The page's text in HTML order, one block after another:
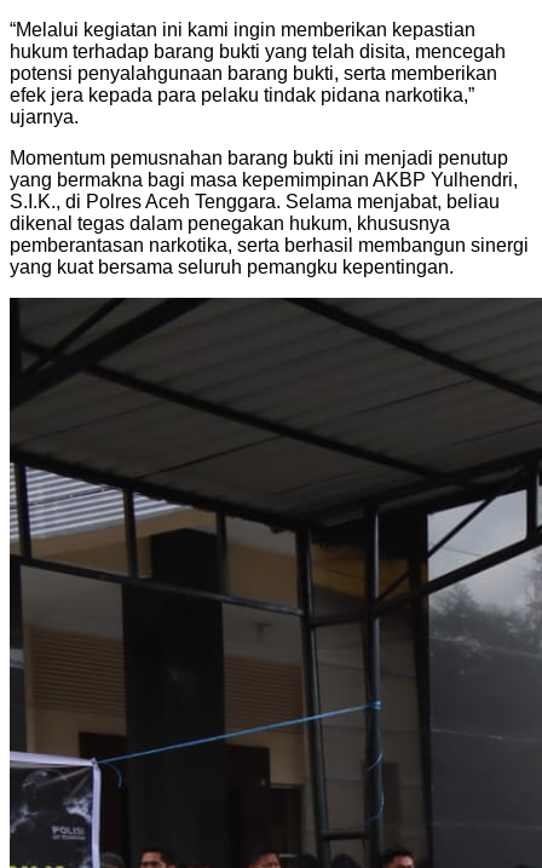
“Melalui kegiatan ini kami ingin memberikan kepastian
hukum terhadap barang bukti yang telah disita, mencegah
potensi penyalahgunaan barang bukti, serta memberikan
efek jera kepada para pelaku tindak pidana narkotika,”
ujarnya.
Momentum pemusnahan barang bukti ini menjadi penutup
yang bermakna bagi masa kepemimpinan AKBP Yulhendri,
S.I.K., di Polres Aceh Tenggara. Selama menjabat, beliau
dikenal tegas dalam penegakan hukum, khususnya
pemberantasan narkotika, serta berhasil membangun sinergi
yang kuat bersama seluruh pemangku kepentingan.